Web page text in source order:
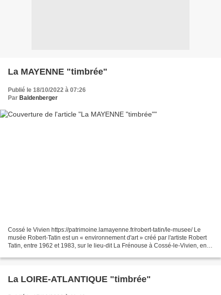
La MAYENNE "timbrée"
Publié le 18/10/2022 à 07:26
Par Baldenberger
Cossé le Vivien https://patrimoine.lamayenne.fr/robert-tatin/le-musee/ Le
musée Robert-Tatin est un « environnement d'art » créé par l'artiste Robert
Tatin, entre 1962 et 1983, sur le lieu-dit La Frénouse à Cossé-le-Vivien, en
La LOIRE-ATLANTIQUE "timbrée"